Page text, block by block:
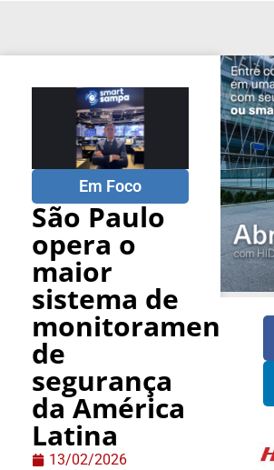
Em Foco
São Paulo
opera o
maior
sistema de
monitoramento
de
segurança
da América
Latina
13/02/2026